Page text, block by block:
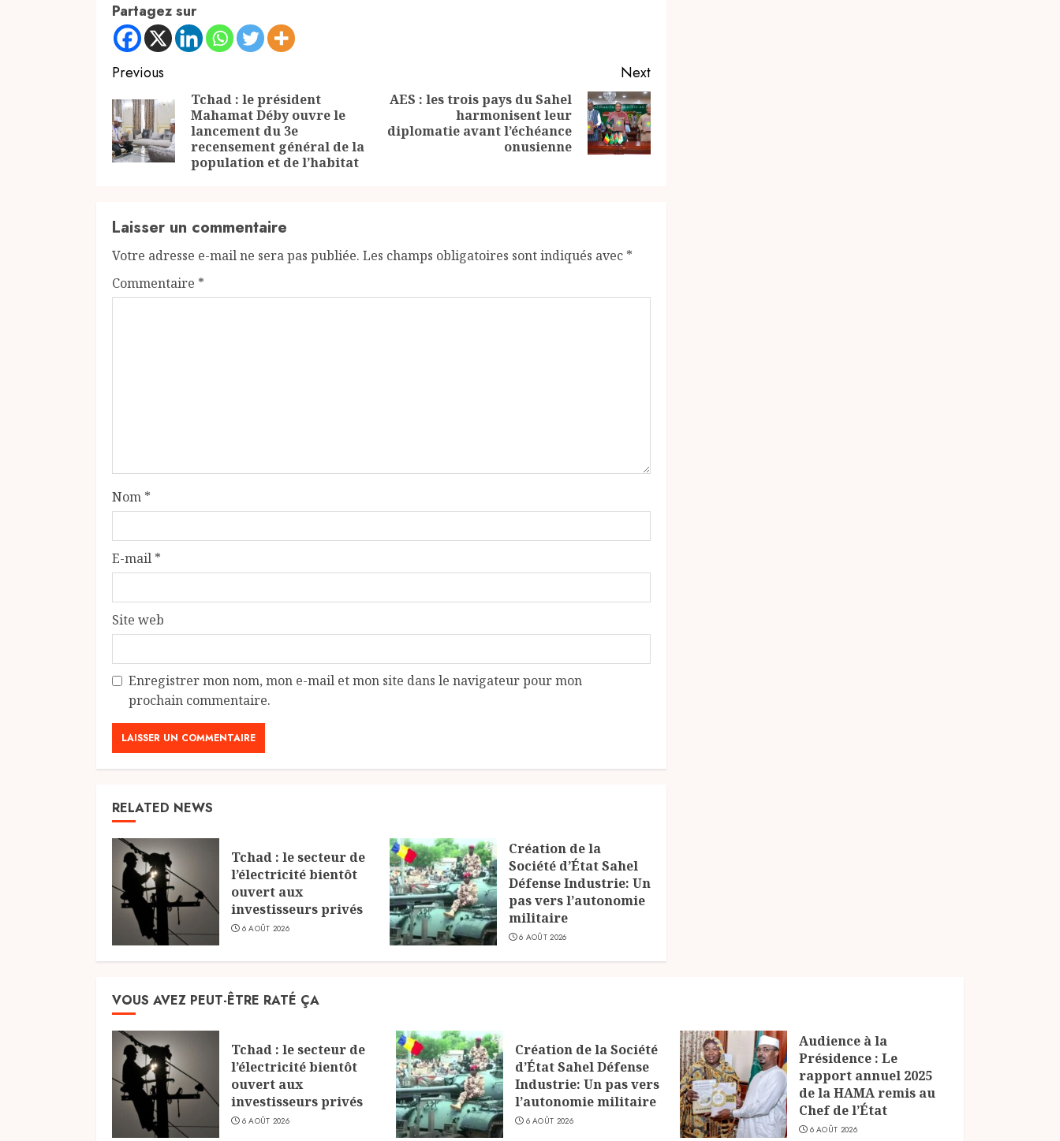
Partagez sur
Continue
Reading
Previous
Previous
Tchad : le président
Mahamat Déby ouvre le
lancement du 3e
recensement général de la
population et de l’habitat
Next
post:
AES : les trois pays du Sahel
harmonisent leur
diplomatie avant l’échéance
onusienne
Laisser un commentaire
Votre adresse e-mail ne sera pas publiée. Les champs obligatoires sont indiqués avec *
Commentaire *
Nom *
E-mail *
Site web
Enregistrer mon nom, mon e-mail et mon site dans le navigateur pour mon
prochain commentaire.
RELATED NEWS
Tchad : le secteur de
l’électricité bientôt
ouvert aux
investisseurs privés
6 AOÛT 2026
Création de la
Société d’État Sahel
Défense Industrie: Un
pas vers l’autonomie
militaire
6 AOÛT 2026
VOUS AVEZ PEUT-ÊTRE RATÉ ÇA
Tchad : le secteur de
l’électricité bientôt
ouvert aux
investisseurs privés
6 AOÛT 2026
Création de la Société
d’État Sahel Défense
Industrie: Un pas vers
l’autonomie militaire
6 AOÛT 2026
Audience à la
Présidence : Le
rapport annuel 2025
de la HAMA remis au
Chef de l’État
6 AOÛT 2026